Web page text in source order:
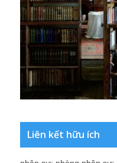
Liên kết hữu ích